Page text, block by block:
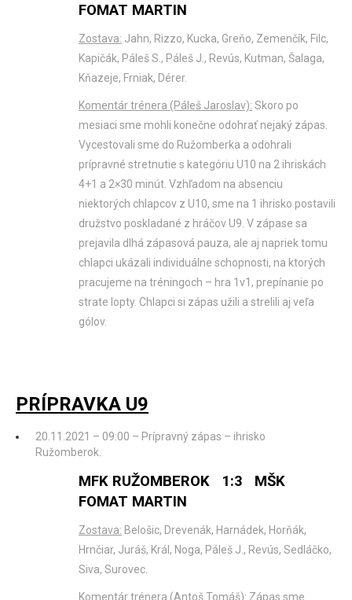
FOMAT MARTIN
Zostava: Jahn, Rizzo, Kucka, Greňo, Zemenčík, Filc,
Kapičák, Páleš S., Páleš J., Revús, Kutman, Šalaga,
Kňazeje, Frniak, Dérer.
Komentár trénera (Páleš Jaroslav): Skoro po
mesiaci sme mohli konečne odohrať nejaký zápas.
Vycestovali sme do Ružomberka a odohrali
prípravné stretnutie s kategóriu U10 na 2 ihriskách
4+1 a 2×30 minút. Vzhľadom na absenciu
niektorých chlapcov z U10, sme na 1 ihrisko postavili
družstvo poskladané z hráčov U9. V zápase sa
prejavila dlhá zápasová pauza, ale aj napriek tomu
chlapci ukázali individuálne schopnosti, na ktorých
pracujeme na tréningoch – hra 1v1, prepínanie po
strate lopty. Chlapci si zápas užili a strelili aj veľa
gólov.
PRÍPRAVKA U9
20.11.2021 – 09:00 – Prípravný zápas – ihrisko
Ružomberok.
MFK RUŽOMBEROK 1:3 MŠK
FOMAT MARTIN
Zostava: Belošic, Drevenák, Harnádek, Horňák,
Hrnčiar, Juráš, Král, Noga, Páleš J., Revús, Sedláčko,
Siva, Surovec.
Komentár trénera (Antoš Tomáš): Zápas sme